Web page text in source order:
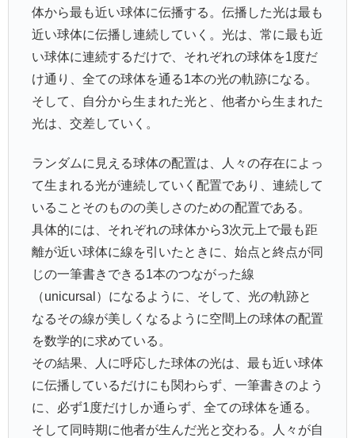
体から最も近い球体に伝播する。伝播した光は最も
近い球体に伝播し連続していく。光は、常に最も近
い球体に連続するだけで、それぞれの球体を1度だ
け通り、全ての球体を通る1本の光の軌跡になる。
そして、自分から生まれた光と、他者から生まれた
光は、交差していく。
ランダムに見える球体の配置は、人々の存在によっ
て生まれる光が連続していく配置であり、連続して
いることそのものの美しさのための配置である。
具体的には、それぞれの球体から3次元上で最も距
離が近い球体に線を引いたときに、始点と終点が同
じの一筆書きできる1本のつながった線
（unicursal）になるように、そして、光の軌跡と
なるその線が美しくなるように空間上の球体の配置
を数学的に求めている。
その結果、人に呼応した球体の光は、最も近い球体
に伝播しているだけにも関わらず、一筆書きのよう
に、必ず1度だけしか通らず、全ての球体を通る。
そして同時期に他者が生んだ光と交わる。人々が自